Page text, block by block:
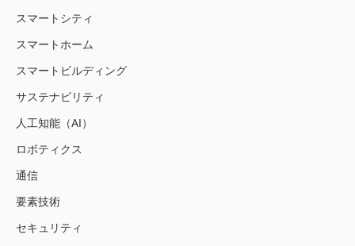
スマートシティ
スマートホーム
スマートビルディング
サステナビリティ
人工知能（AI）
ロボティクス
通信
要素技術
セキュリティ